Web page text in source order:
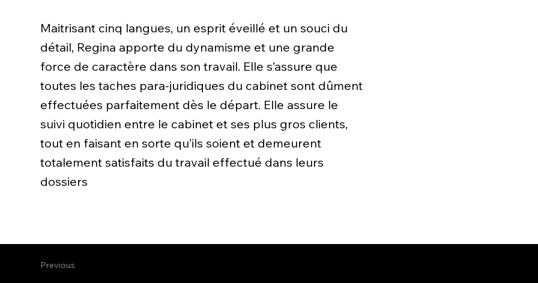
Maitrisant cinq langues, un esprit éveillé et un souci du
détail, Regina apporte du dynamisme et une grande
force de caractère dans son travail. Elle s’assure que
toutes les taches para-juridiques du cabinet sont dûment
effectuées parfaitement dès le départ. Elle assure le
suivi quotidien entre le cabinet et ses plus gros clients,
tout en faisant en sorte qu’ils soient et demeurent
totalement satisfaits du travail effectué dans leurs
dossiers
Previous